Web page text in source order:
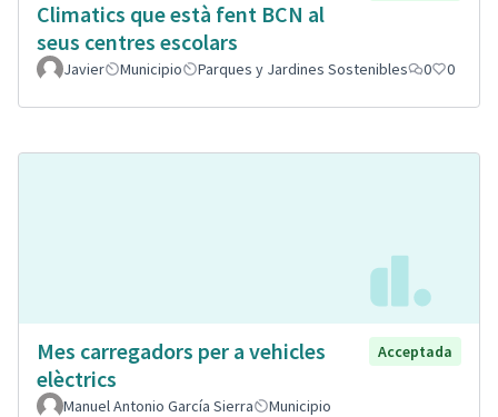
Climatics que està fent BCN al
seus centres escolars
Javier Municipio Parques y Jardines Sostenibles 0 0
Mes carregadors per a vehicles
elèctrics
Acceptada
Manuel Antonio García Sierra
Municipio